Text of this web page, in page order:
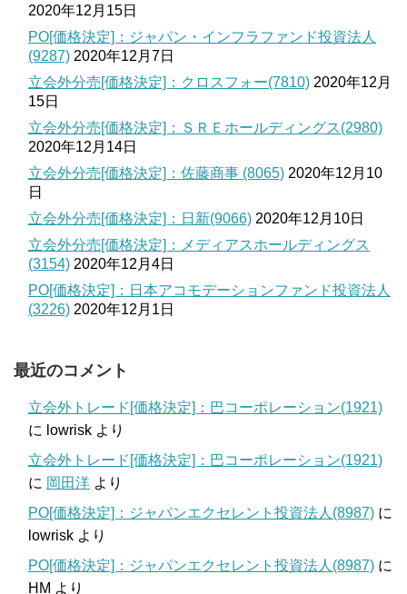
2020年12月15日
PO[価格決定]：ジャパン・インフラファンド投資法人
(9287) 2020年12月7日
立会外分売[価格決定]：クロスフォー(7810) 2020年12月
15日
立会外分売[価格決定]：ＳＲＥホールディングス(2980)
2020年12月14日
立会外分売[価格決定]：佐藤商事 (8065) 2020年12月10
日
立会外分売[価格決定]：日新(9066) 2020年12月10日
立会外分売[価格決定]：メディアスホールディングス
(3154) 2020年12月4日
PO[価格決定]：日本アコモデーションファンド投資法人
(3226) 2020年12月1日
最近のコメント
立会外トレード[価格決定]：巴コーポレーション(1921)
に lowrisk より
立会外トレード[価格決定]：巴コーポレーション(1921)
に 岡田洋 より
PO[価格決定]：ジャパンエクセレント投資法人(8987) に
lowrisk より
PO[価格決定]：ジャパンエクセレント投資法人(8987) に
HM より